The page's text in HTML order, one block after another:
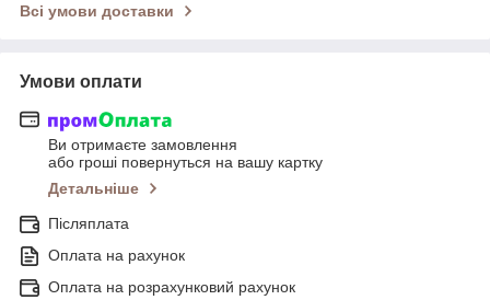
Всі умови доставки
Умови оплати
Ви отримаєте замовлення
або гроші повернуться на вашу картку
Детальніше
Післяплата
Оплата на рахунок
Оплата на розрахунковий рахунок